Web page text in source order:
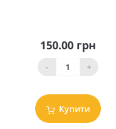
150.00 грн
- +
Купити